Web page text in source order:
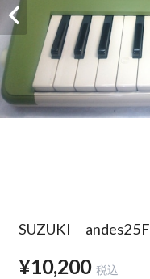
SUZUKI andes25F
¥10,200 税込